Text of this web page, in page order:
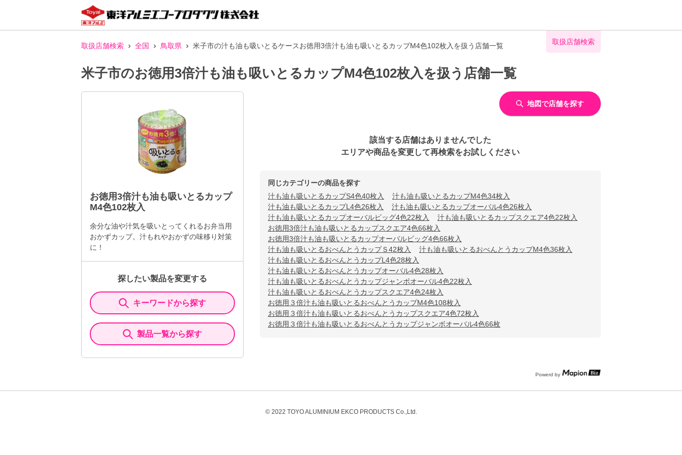
取扱店舗検索 全国 鳥取県 米子市の汁も油も吸いとるケースお徳用3倍汁も油も吸いとるカップM4色102枚入を扱う店舗一覧 取扱店舗検索
米子市のお徳用3倍汁も油も吸いとるカップM4色102枚入を扱う店舗一覧
お徳用3倍汁も油も吸いとるカップ
M4色102枚入
余分な油や汁気を吸いとってくれるお弁当用
おかずカップ。汁もれやおかずの味移り対策
に！
探したい製品を変更する
キーワードから探す
製品一覧から探す
地図で店舗を探す
該当する店舗はありませんでした
エリアや商品を変更して再検索をお試しください
同じカテゴリーの商品を探す
汁も油も吸いとるカップS4色40枚入
汁も油も吸いとるカップM4色34枚入
汁も油も吸いとるカップL4色26枚入
汁も油も吸いとるカップオーバル4色26枚入
汁も油も吸いとるカップオーバルビッグ4色22枚入
汁も油も吸いとるカップスクエア4色22枚入
お徳用3倍汁も油も吸いとるカップスクエア4色66枚入
お徳用3倍汁も油も吸いとるカップオーバルビッグ4色66枚入
汁も油も吸いとるおべんとうカップＳ42枚入
汁も油も吸いとるおべんとうカップM4色36枚入
汁も油も吸いとるおべんとうカップL4色28枚入
汁も油も吸いとるおべんとうカップオーバル4色28枚入
汁も油も吸いとるおべんとうカップジャンボオーバル4色22枚入
汁も油も吸いとるおべんとうカップスクエア4色24枚入
お徳用３倍汁も油も吸いとるおべんとうカップM4色108枚入
お徳用３倍汁も油も吸いとるおべんとうカップスクエア4色72枚入
お徳用３倍汁も油も吸いとるおべんとうカップジャンボオーバル4色66枚
Powerd by
© 2022 TOYO ALUMINIUM EKCO PRODUCTS Co.,Ltd.